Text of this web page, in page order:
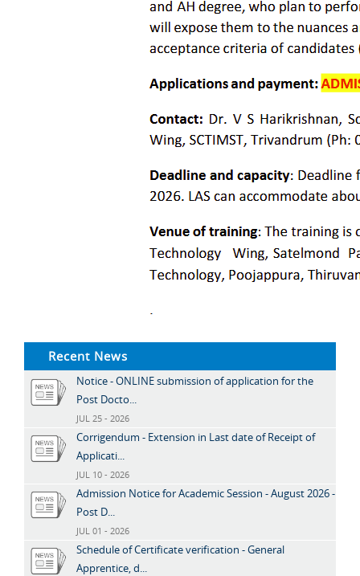
Recent News
Notice - ONLINE submission of application for the
Post Docto...
JUL 25 - 2026
Corrigendum - Extension in Last date of Receipt of
Applicati...
JUL 10 - 2026
Admission Notice for Academic Session - August 2026 -
Post D...
JUL 01 - 2026
Schedule of Certificate verification - General
Apprentice, d...